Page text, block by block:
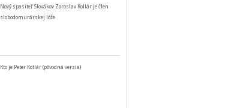
Nový spasiteľ Slovákov Zoroslav Kollár je člen
slobodomurárskej lóže
Kto je Peter Kotlár (pôvodná verzia)